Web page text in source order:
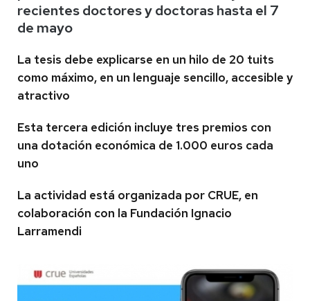
recientes doctores y doctoras hasta el 7
de mayo
La tesis debe explicarse en un hilo de 20 tuits
como máximo, en un lenguaje sencillo, accesible y
atractivo
Esta tercera edición incluye tres premios con
una dotación económica de 1.000 euros cada
uno
La actividad está organizada por CRUE, en
colaboración con la Fundación Ignacio
Larramendi